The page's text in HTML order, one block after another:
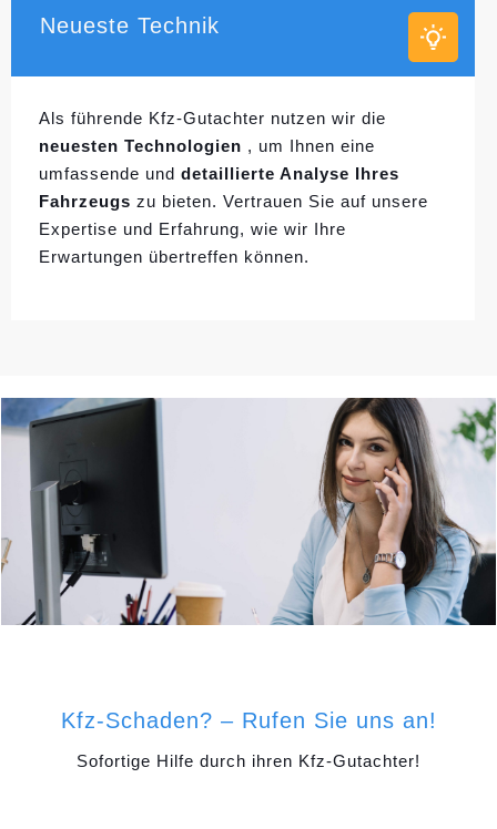
Neueste Technik
Als führende Kfz-Gutachter nutzen wir die
neuesten Technologien , um Ihnen eine
umfassende und detaillierte Analyse Ihres
Fahrzeugs zu bieten. Vertrauen Sie auf unsere
Expertise und Erfahrung, wie wir Ihre
Erwartungen übertreffen können.
Kfz-Schaden? – Rufen Sie uns an!
Sofortige Hilfe durch ihren Kfz-Gutachter!